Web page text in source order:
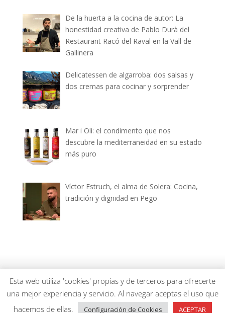
De la huerta a la cocina de autor: La
honestidad creativa de Pablo Durà del
Restaurant Racó del Raval en la Vall de
Gallinera
Delicatessen de algarroba: dos salsas y
dos cremas para cocinar y sorprender
Mar i Oli: el condimento que nos
descubre la mediterraneidad en su estado
más puro
Víctor Estruch, el alma de Solera: Cocina,
tradición y dignidad en Pego
dianiagastronomica.com © 2026
Esta web utiliza 'cookies' propias y de terceros para ofrecerte
una mejor experiencia y servicio. Al navegar aceptas el uso que
hacemos de ellas.
Configuración de Cookies ACEPTAR